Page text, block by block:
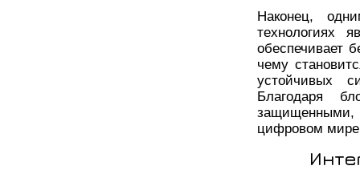
Наконец,
технологиях
обеспечивает
чему
устойчивых
Благодаря
цифровом